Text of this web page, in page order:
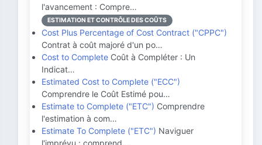
l'avancement : Compre…
ESTIMATION ET CONTRÔLE DES COÛTS
Cost Plus Percentage of Cost Contract ("CPPC")
Contrat à coût majoré d'un po…
Cost to Complete Coût à Compléter : Un
Indicat…
Estimated Cost to Complete ("ECC")
Comprendre le Coût Estimé pou…
Estimate to Complete ("ETC") Comprendre
l'estimation à com…
Estimate To Complete ("ETC") Naviguer
l'imprévu : comprend…